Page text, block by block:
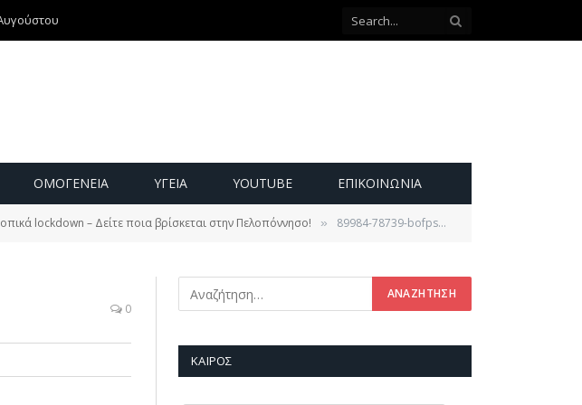
ΟΜΟΓΕΝΕΙΑ ΥΓΕΙΑ YOUTUBE ΕΠΙΚΟΙΝΩΝΊΑ
lockdown – Δείτε ποια βρίσκεται στην Πελοπόννησο! » 89984-78739-bofpsadsdadasdas
0
ΚΑΙΡΌΣ